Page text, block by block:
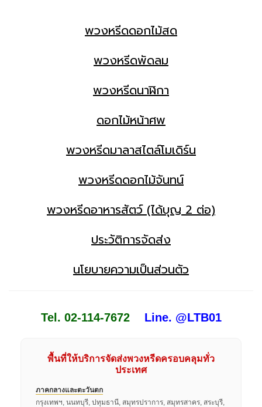
พวงหรีดดอกไม้สด
พวงหรีดพัดลม
พวงหรีดนาฬิกา
ดอกไม้หน้าศพ
พวงหรีดมาลาสไตล์โมเดิร์น
พวงหรีดดอกไม้จันทน์
พวงหรีดอาหารสัตว์ (ได้บุญ 2 ต่อ)
ประวัติการจัดส่ง
นโยบายความเป็นส่วนตัว
Tel. 02-114-7672 Line. @LTB01
พื้นที่ให้บริการจัดส่งพวงหรีดครอบคลุมทั่ว
ประเทศ
ภาคกลางและตะวันตก
กรุงเทพฯ, นนทบุรี, ปทุมธานี, สมุทรปราการ, สมุทรสาคร, สระบุรี,